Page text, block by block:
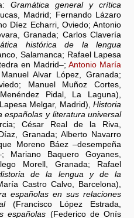
Gramática general y crítica
Madrid; Fernando Lázaro
Díez Echarri, Oviedo; Antonio
Granada; Carlos Clavería
histórica de la lengua
Salamanca; Rafael Lapesa
en Madrid–;Antonio María
Alvar López, Granada;
Manuel Muñoz Cortes,
Pidal, La Laguna),
Melgar, Madrid),Historia
españolas y literatura universal
César Real de la Riva,
Granada; Alberto Navarro
Moreno Báez –desempeña
Mariano Baquero Goyanes,
Morell, Granada; Rafael
de la lengua y de la
Castro Calvo, Barcelona),
españolas en sus relaciones
(Francisco López Estrada,
españolas (Federico de Onís